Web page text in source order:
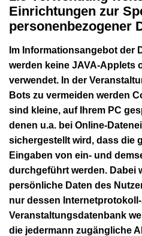
Einrichtungen zur
personenbezogener
Im Informationsangebot der
werden keine JAVA-Applets
verwendet. In der
Bots zu vermeiden werden
sind kleine, auf Ihrem PC
denen u.a. bei Online-
sichergestellt wird, dass die
Eingaben von ein- und
durchgeführt werden. Dabei
persönliche Daten des
nur dessen
Veranstaltungsdatenbank
die jedermann zugängliche